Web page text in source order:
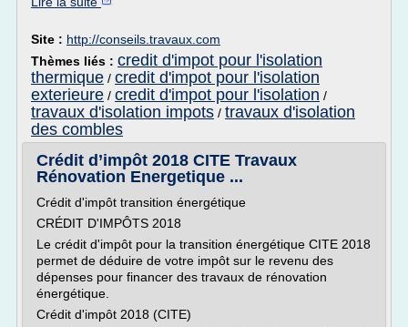
Site : http://conseils.travaux.com
Thèmes liés : credit d'impot pour l'isolation
thermique / credit d'impot pour l'isolation
exterieure / credit d'impot pour l'isolation /
travaux d'isolation impots / travaux d'isolation
des combles
Crédit d’impôt 2018 CITE Travaux
Rénovation Energetique ...
Crédit d'impôt transition énergétique
CRÉDIT D'IMPÔTS 2018
Le crédit d'impôt pour la transition énergétique CITE 2018
permet de déduire de votre impôt sur le revenu des
dépenses pour financer des travaux de rénovation
énergétique.
Crédit d'impôt 2018 (CITE)